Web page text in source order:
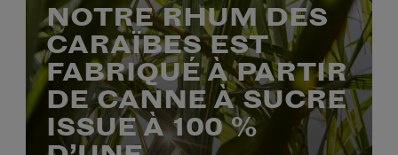
NOTRE RHUM DES
CARAÏBES EST
FABRIQUÉ À PARTIR
DE CANNE À SUCRE
ISSUE À 100 %